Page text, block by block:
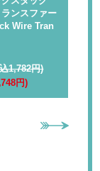
ンスファー
Wire Tran
1,782円)
円)